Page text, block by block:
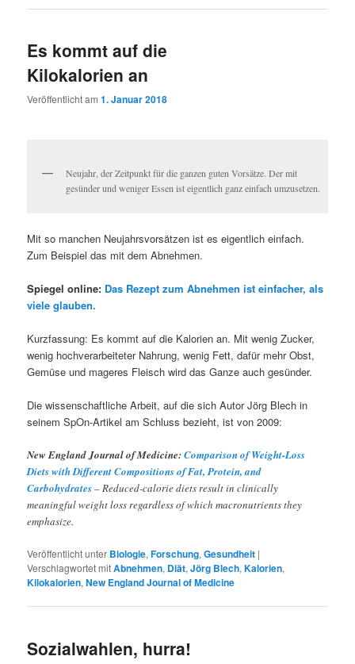
Es kommt auf die
Kilokalorien an
Veröffentlicht am1. Januar 2018
Neujahr, der Zeitpunkt für die ganzen guten Vorsätze. Der mit
gesünder und weniger Essen ist eigentlich ganz einfach umzusetzen.
Mit so manchen Neujahrsvorsätzen ist es eigentlich einfach.
Zum Beispiel das mit dem Abnehmen.
Spiegel online: Das Rezept zum Abnehmen ist einfacher, als
viele glauben.
Kurzfassung: Es kommt auf die Kalorien an. Mit wenig Zucker,
wenig hochverarbeiteter Nahrung, wenig Fett, dafür mehr Obst,
Gemüse und mageres Fleisch wird das Ganze auch gesünder.
Die wissenschaftliche Arbeit, auf die sich Autor Jörg Blech in
seinem SpOn-Artikel am Schluss bezieht, ist von 2009:
New England Journal of Medicine:Comparison of Weight-Loss
Diets with Different Compositions of Fat, Protein, and
Carbohydrates– Reduced-calorie diets result in clinically
meaningful weight loss regardless of which macronutrients they
emphasize.
Veröffentlicht unter Biologie,Forschung,Gesundheit |
Verschlagwortet mitAbnehmen, Diät,Jörg Blech,Kalorien,
Kilokalorien,New England Journal of Medicine
Sozialwahlen, hurra!